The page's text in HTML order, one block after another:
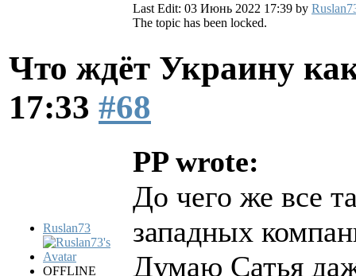
Last Edit: 03 Июнь 2022 17:39 by
The topic has been locked.
Что ждёт Украину
17:33 #68
Ruslan73
OFFLINE
PP wrote:
До чего же все
западных
Думаю Сатья